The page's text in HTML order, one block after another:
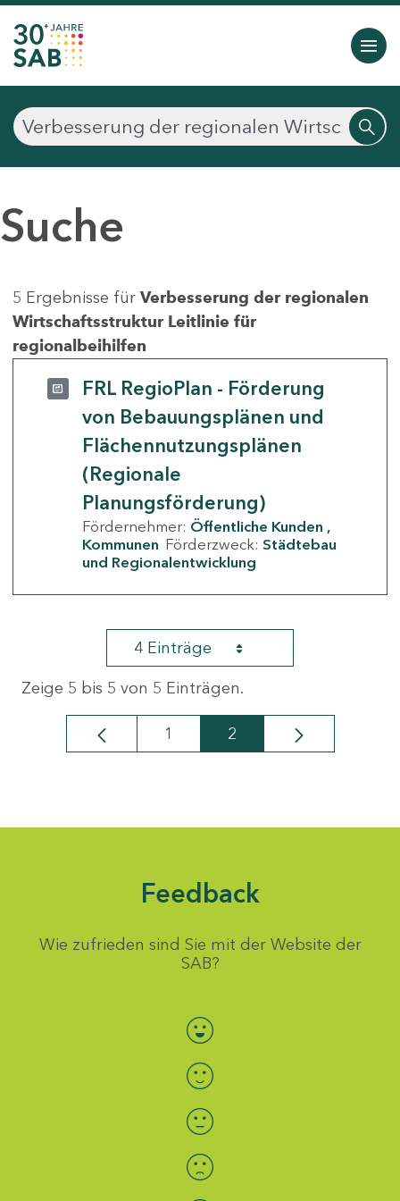
Suche
5 Ergebnisse für Verbesserung der regionalen
Wirtschaftsstruktur Leitlinie für
regionalbeihilfen
FRL RegioPlan - Förderung
von Bebauungsplänen und
Flächennutzungsplänen
(Regionale
Planungsförderung)
Fördernehmer: Öffentliche Kunden
Kommunen Förderzweck: Städtebau
und Regionalentwicklung
4 Einträge
Zeige 5 bis 5 von 5 Einträgen.
Seite
1 Seite
2
Feedback
Wie zufrieden sind Sie mit der Website der
SAB?
Bewertung auswählen